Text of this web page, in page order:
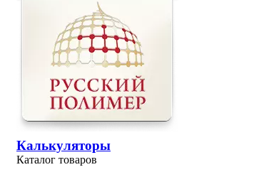
Калькуляторы
Каталог товаров